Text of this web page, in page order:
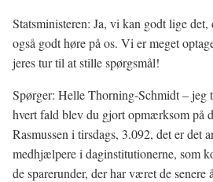
Statsministeren: Ja, vi kan godt lige
også godt høre på os. Vi er meget
jeres tur til at stille spørgsmål!
Spørger: Helle Thorning-Schmidt – jeg
hvert fald blev du gjort opmærksom på
Rasmussen i tirsdags, 3.092, det er det
medhjælpere i daginstitutionerne, som
de sparerunder, der har været de senere